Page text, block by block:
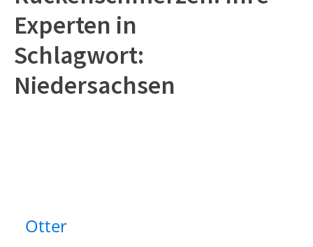
Experten in
Schlagwort:
Niedersachsen
Otter